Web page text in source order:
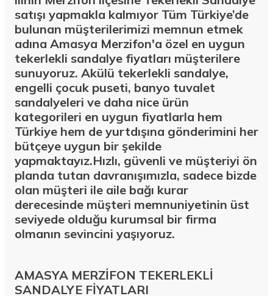
satışı yapmakla kalmıyor Tüm Türkiye’de
bulunan müşterilerimizi memnun etmek
adına Amasya Merzifon'a özel en uygun
tekerlekli sandalye fiyatları müşterilere
sunuyoruz. Akülü tekerlekli sandalye,
engelli çocuk puseti, banyo tuvalet
sandalyeleri ve daha nice ürün
kategorileri en uygun fiyatlarla hem
Türkiye hem de yurtdışına gönderimini her
bütçeye uygun bir şekilde
yapmaktayız.Hızlı, güvenli ve müşteriyi ön
planda tutan davranışımızla, sadece bizde
olan müşteri ile aile bağı kurar
derecesinde müşteri memnuniyetinin üst
seviyede olduğu kurumsal bir firma
olmanın sevincini yaşıyoruz.
AMASYA MERZİFON TEKERLEKLİ
SANDALYE FİYATLARI